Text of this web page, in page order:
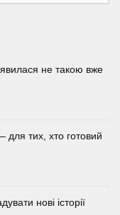
не такою вже
для тих, хто готовий
нові історії